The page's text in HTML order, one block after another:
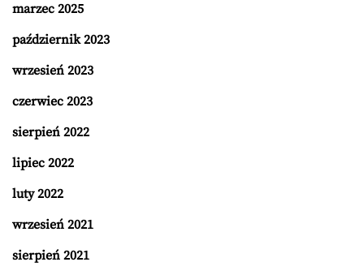
marzec 2025
październik 2023
wrzesień 2023
czerwiec 2023
sierpień 2022
lipiec 2022
luty 2022
wrzesień 2021
sierpień 2021